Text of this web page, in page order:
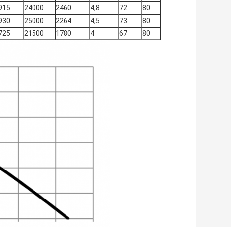
24000 2460 4,8 72
80
25000 2264 4,5 73
80
21500 1780 4 67 80